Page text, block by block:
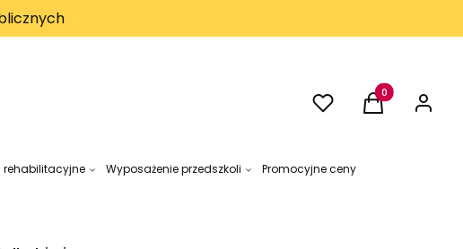
UlubioneProdukty w
Koszyk Zaloguj
rehabilitacyjne Wyposażenie przedszkoli
Promocyjne ceny